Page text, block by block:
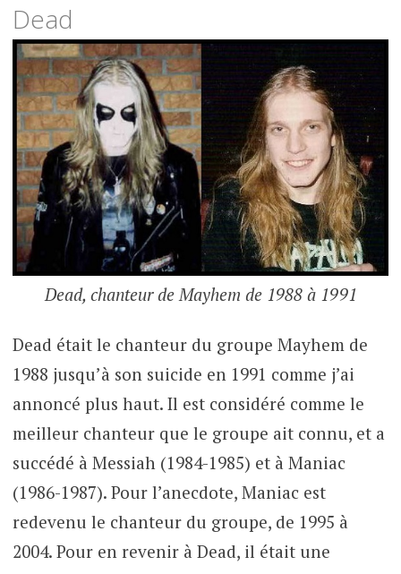
Dead
Dead, chanteur de Mayhem de 1988 à 1991
Dead était le chanteur du groupe Mayhem de
1988 jusqu’à son suicide en 1991 comme j’ai
annoncé plus haut. Il est considéré comme le
meilleur chanteur que le groupe ait connu, et a
succédé à Messiah (1984-1985) et à Maniac
(1986-1987). Pour l’anecdote, Maniac est
redevenu le chanteur du groupe, de 1995 à
2004. Pour en revenir à Dead, il était une